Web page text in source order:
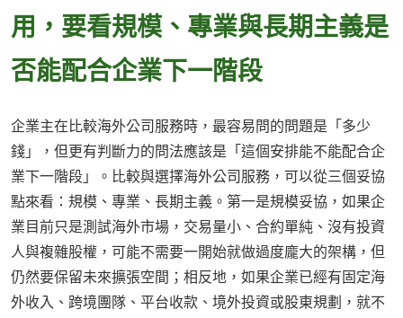
用，要看規模、專業與長期主義是
否能配合企業下一階段
企業主在比較海外公司服務時，最容易問的問題是「多少
錢」，但更有判斷力的問法應該是「這個安排能不能配合企
業下一階段」。比較與選擇海外公司服務，可以從三個妥協
點來看：規模、專業、長期主義。第一是規模妥協，如果企
業目前只是測試海外市場，交易量小、合約單純、沒有投資
人與複雜股權，可能不需要一開始就做過度龐大的架構，但
仍然要保留未來擴張空間；相反地，如果企業已經有固定海
外收入、跨境團隊、平台收款、境外投資或股東規劃，就不